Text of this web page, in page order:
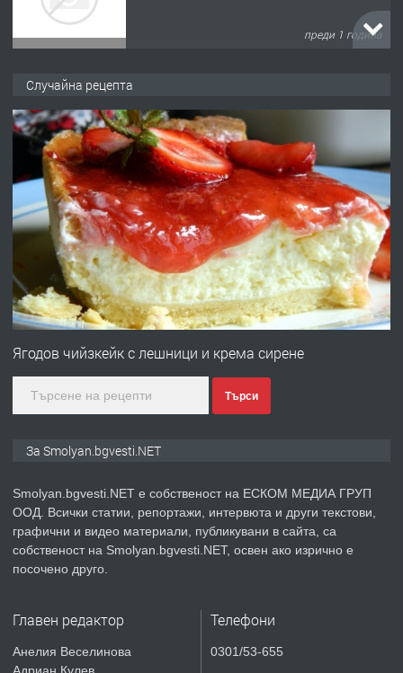
преди 1 година
преди 2 години
ПРЕДЛАГА
УДЪЛЖАВАНЕ НА ЧОВЕШКИЯТ
ЖИВОТ И ПОДОБРЯВАНЕ НА
НЕГОВОТО КАЧЕСТВО
преди 2 години
ПРЕДЛАГА Имот в Северна Гърция, до Кавала
преди 2 години
ПРЕДЛАГА КЪЩА В МАРОНЯ
Случайна рецепта
Ягодов чийзкейк с лешници и крема сирене
Търси
За Smolyan.bgvesti.NET
Smolyan.bgvesti.NET е собственост на ЕСКОМ МЕДИА ГРУП
ООД. Всички статии, репортажи, интервюта и други текстови,
графични и видео материали, публикувани в сайта, са
собственост на Smolyan.bgvesti.NET, освен ако изрично е
посочено друго.
Главен редактор
Анелия Веселинова
Адриан Кулев
Телефони
0301/53-655